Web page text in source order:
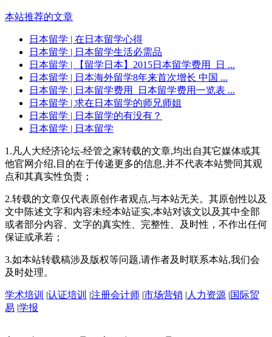
本站推荐的文章
日本留学 | 在日本留学心得
日本留学 | 日本留学生活必需品
日本留学 | 【留学日本】2015日本留学费用_日 ...
日本留学 | 日本海外留学8年来首次增长 中国 ...
日本留学 | 日本留学费用_日本留学费用一览表 ...
日本留学 | 求在日本留学的师兄师姐
日本留学 | 日本留学的有没有？
日本留学 | 日本留学
1.凡人大经济论坛-经管之家转载的文章,均出自其它媒体或其
他官网介绍,目的在于传递更多的信息,并不代表本站赞同其观
点和其真实性负责；
2.转载的文章仅代表原创作者观点,与本站无关。其原创性以及
文中陈述文字和内容未经本站证实,本站对该文以及其中全部
或者部分内容、文字的真实性、完整性、及时性，不作出任何
保证或承若；
3.如本站转载稿涉及版权等问题,请作者及时联系本站,我们会
及时处理。
学术培训 |认证培训 |注册会计师 |市场营销 | 人力资源 |国际贸
易 |学报